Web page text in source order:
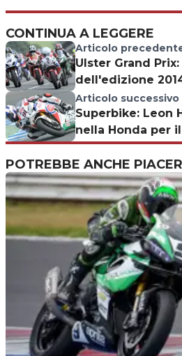
CONTINUA A LEGGERE
Articolo
Ulster Grand
dell'edizione
Articolo successivo
Superbike: Leon
nella Honda per
POTREBBE ANCHE